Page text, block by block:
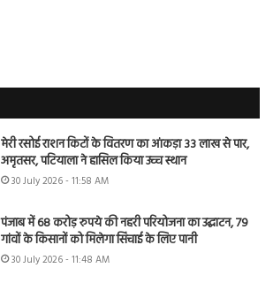
मेरी रसोई राशन किटों के वितरण का आंकड़ा 33 लाख से पार,
अमृतसर, पटियाला ने हासिल किया उच्च स्थान
30 July 2026 - 11:58 AM
पंजाब में 68 करोड़ रुपये की नहरी परियोजना का उद्घाटन, 79
गांवों के किसानों को मिलेगा सिंचाई के लिए पानी
30 July 2026 - 11:48 AM